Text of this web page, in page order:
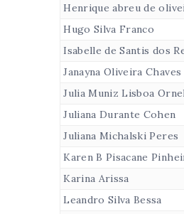
Henrique abreu de
Hugo Silva Franco
Isabelle de Santis dos
Janayna Oliveira Chaves
Julia Muniz Lisboa
Juliana Durante Cohen
Juliana Michalski Peres
Karen B Pisacane
Karina Arissa
Leandro Silva Bessa